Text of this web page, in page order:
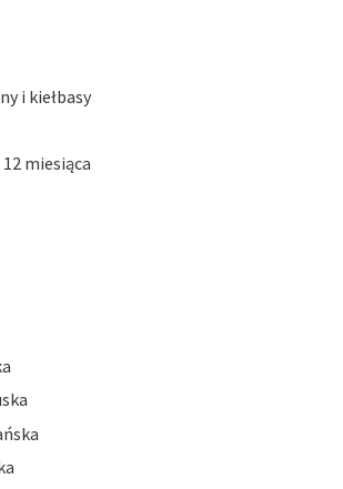
i kiełbasy
miesiąca